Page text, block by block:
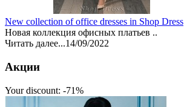
New collection of office dresses in Shop Dress
Новая коллекция офисных платьев ..
Читать далее...14/09/2022
Акции
Your discount: -71%